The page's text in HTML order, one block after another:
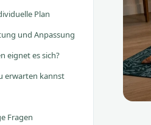
Plan
und Anpassung
eignet es sich?
erwarten kannst
Fragen